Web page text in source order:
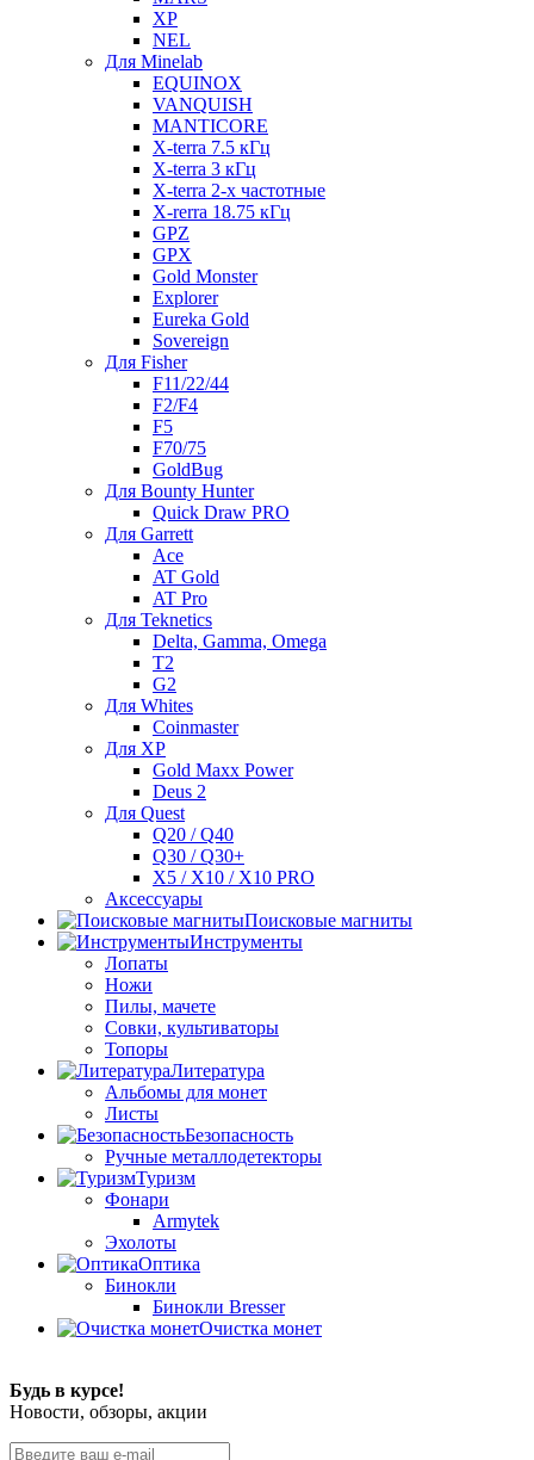
XP
NEL
Для Minelab
EQUINOX
VANQUISH
MANTICORE
X-terra 7.5 кГц
X-terra 3 кГц
X-terra 2-х частотные
X-rerra 18.75 кГц
GPZ
GPX
Gold Monster
Explorer
Eureka Gold
Sovereign
Для Fisher
F11/22/44
F2/F4
F5
F70/75
GoldBug
Для Bounty Hunter
Quick Draw PRO
Для Garrett
Ace
AT Gold
AT Pro
Для Teknetics
Delta, Gamma, Omega
Т2
G2
Для Whites
Coinmaster
Для XP
Gold Maxx Power
Deus 2
Для Quest
Q20 / Q40
Q30 / Q30+
X5 / X10 / X10 PRO
Аксессуары
Поисковые магниты
Инструменты
Лопаты
Ножи
Пилы, мачете
Совки, культиваторы
Топоры
Литература
Альбомы для монет
Листы
Безопасность
Ручные металлодетекторы
Туризм
Фонари
Armytek
Эхолоты
Оптика
Бинокли
Бинокли Bresser
Очистка монет
Будь в курсе!
Новости, обзоры, акции